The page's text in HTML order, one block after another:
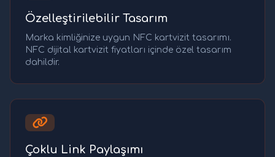
Özelleştirilebilir Tasarım
Marka kimliğinize uygun NFC kartvizit tasarımı.
NFC dijital kartvizit fiyatları içinde özel tasarım
dahildir.
Çoklu Link Paylaşımı